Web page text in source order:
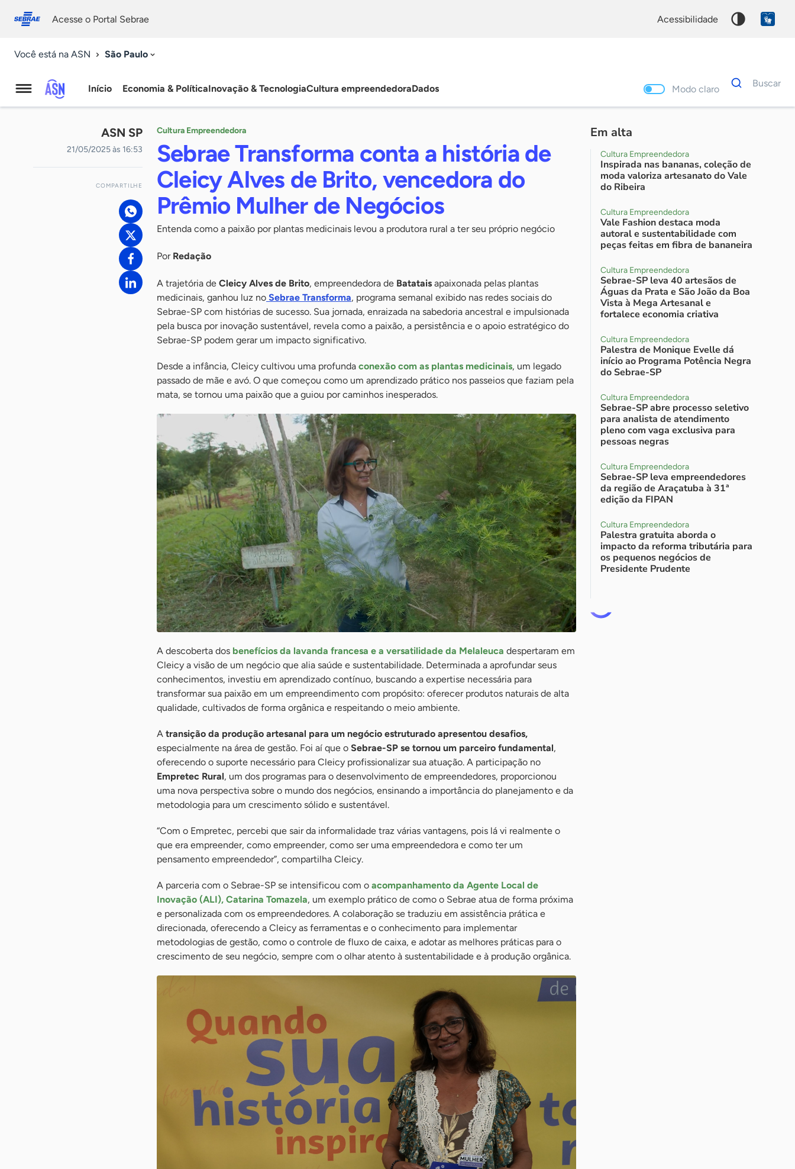
conosco
Acesse o Portal Sebrae acessibilidade
Você está na ASN São Paulo
Agência
Sebrae
Notícias
Início Economia & PolíticaInovação & TecnologiaCultura empreendedoraDados Modo claro
Dados
para
Buscar
ASN SP
21/05/2025 às 16:53
COMPARTILHE
Cultura Empreendedora
Sebrae Transforma conta a história de
Cleicy Alves de Brito, vencedora do
Prêmio Mulher de Negócios
Entenda como a paixão por plantas medicinais levou a produtora rural a ter seu próprio negócio
Por Redação
A trajetória de Cleicy Alves de Brito, empreendedora de Batatais apaixonada pelas plantas
medicinais, ganhou luz no Sebrae Transforma, programa semanal exibido nas redes sociais do
Sebrae-SP com histórias de sucesso. Sua jornada, enraizada na sabedoria ancestral e impulsionada
pela busca por inovação sustentável, revela como a paixão, a persistência e o apoio estratégico do
Sebrae-SP podem gerar um impacto significativo.
Desde a infância, Cleicy cultivou uma profunda conexão com as plantas medicinais, um legado
passado de mãe e avó. O que começou como um aprendizado prático nos passeios que faziam pela
mata, se tornou uma paixão que a guiou por caminhos inesperados.
A descoberta dos benefícios da lavanda francesa e a versatilidade da Melaleuca despertaram em
Cleicy a visão de um negócio que alia saúde e sustentabilidade. Determinada a aprofundar seus
conhecimentos, investiu em aprendizado contínuo, buscando a expertise necessária para
transformar sua paixão em um empreendimento com propósito: oferecer produtos naturais de alta
qualidade, cultivados de forma orgânica e respeitando o meio ambiente.
A transição da produção artesanal para um negócio estruturado apresentou desafios,
especialmente na área de gestão. Foi aí que o Sebrae-SP se tornou um parceiro fundamental,
oferecendo o suporte necessário para Cleicy profissionalizar sua atuação. A participação no
Empretec Rural, um dos programas para o desenvolvimento de empreendedores, proporcionou
uma nova perspectiva sobre o mundo dos negócios, ensinando a importância do planejamento e da
metodologia para um crescimento sólido e sustentável.
“Com o Empretec, percebi que sair da informalidade traz várias vantagens, pois lá vi realmente o
que era empreender, como empreender, como ser uma empreendedora e como ter um
pensamento empreendedor”, compartilha Cleicy.
A parceria com o Sebrae-SP se intensificou com o acompanhamento da Agente Local de
Inovação (ALI), Catarina Tomazela, um exemplo prático de como o Sebrae atua de forma próxima
e personalizada com os empreendedores. A colaboração se traduziu em assistência prática e
direcionada, oferecendo a Cleicy as ferramentas e o conhecimento para implementar
metodologias de gestão, como o controle de fluxo de caixa, e adotar as melhores práticas para o
crescimento de seu negócio, sempre com o olhar atento à sustentabilidade e à produção orgânica.
Em alta
Cultura Empreendedora
Inspirada nas bananas, coleção de
moda valoriza artesanato do Vale
do Ribeira
Cultura Empreendedora
Vale Fashion destaca moda
autoral e sustentabilidade com
peças feitas em fibra de bananeira
Cultura Empreendedora
Sebrae-SP leva 40 artesãos de
Águas da Prata e São João da Boa
Vista à Mega Artesanal e
fortalece economia criativa
Cultura Empreendedora
Palestra de Monique Evelle dá
início ao Programa Potência Negra
do Sebrae-SP
Cultura Empreendedora
Sebrae-SP abre processo seletivo
para analista de atendimento
pleno com vaga exclusiva para
pessoas negras
Cultura Empreendedora
Sebrae-SP leva empreendedores
da região de Araçatuba à 31ª
edição da FIPAN
Cultura Empreendedora
Palestra gratuita aborda o
impacto da reforma tributária para
os pequenos negócios de
Presidente Prudente